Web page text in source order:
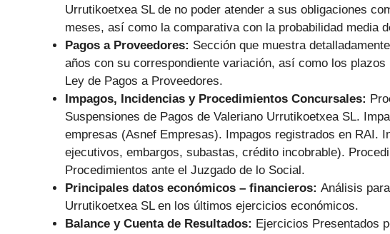
Urrutikoetxea SL de no poder atender a sus obligaciones
meses, así como la comparativa con la probabilidad media
Pagos a Proveedores: Sección que muestra
años con su correspondiente variación, así como los
Ley de Pagos a Proveedores.
Impagos, Incidencias y Procedimientos Concursales:
Suspensiones de Pagos de Valeriano Urrutikoetxea SL.
empresas (Asnef Empresas). Impagos registrados en RAI.
ejecutivos, embargos, subastas, crédito incobrable).
Procedimientos ante el Juzgado de lo Social.
Principales datos económicos – financieros: Análisis
Urrutikoetxea SL en los últimos ejercicios económicos.
Balance y Cuenta de Resultados: Ejercicios Presentados